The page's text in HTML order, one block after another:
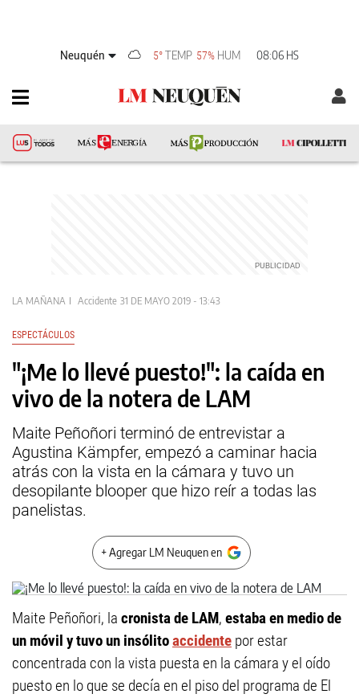
Neuquén 5°TEMP 57% HUM 08:06 HS
LA MAÑANA Accidente 31 DE MAYO 2019 - 13:43
ESPECTÁCULOS
"¡Me lo llevé puesto!": la caída en
vivo de la notera de LAM
Maite Peñoñori terminó de entrevistar a
Agustina Kämpfer, empezó a caminar hacia
atrás con la vista en la cámara y tuvo un
desopilante blooper que hizo reír a todas las
panelistas.
+ Agregar LM Neuquen en
Maite Peñoñori, la cronista de LAM, estaba en medio de
un móvil y tuvo un insólitoaccidente por estar
concentrada con la vista puesta en la cámara y el oído
puesto en lo que se decía en el piso del programa de El